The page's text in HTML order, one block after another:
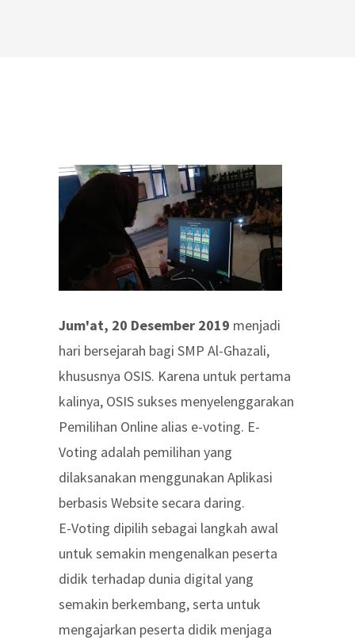
Jum'at, 20 Desember 2019 menjadi
hari bersejarah bagi SMP Al-Ghazali,
khususnya OSIS. Karena untuk pertama
kalinya, OSIS sukses menyelenggarakan
Pemilihan Online alias e-voting. E-
Voting adalah pemilihan yang
dilaksanakan menggunakan Aplikasi
berbasis Website secara daring.
E-Voting dipilih sebagai langkah awal
untuk semakin mengenalkan peserta
didik terhadap dunia digital yang
semakin berkembang, serta untuk
mengajarkan peserta didik menjaga